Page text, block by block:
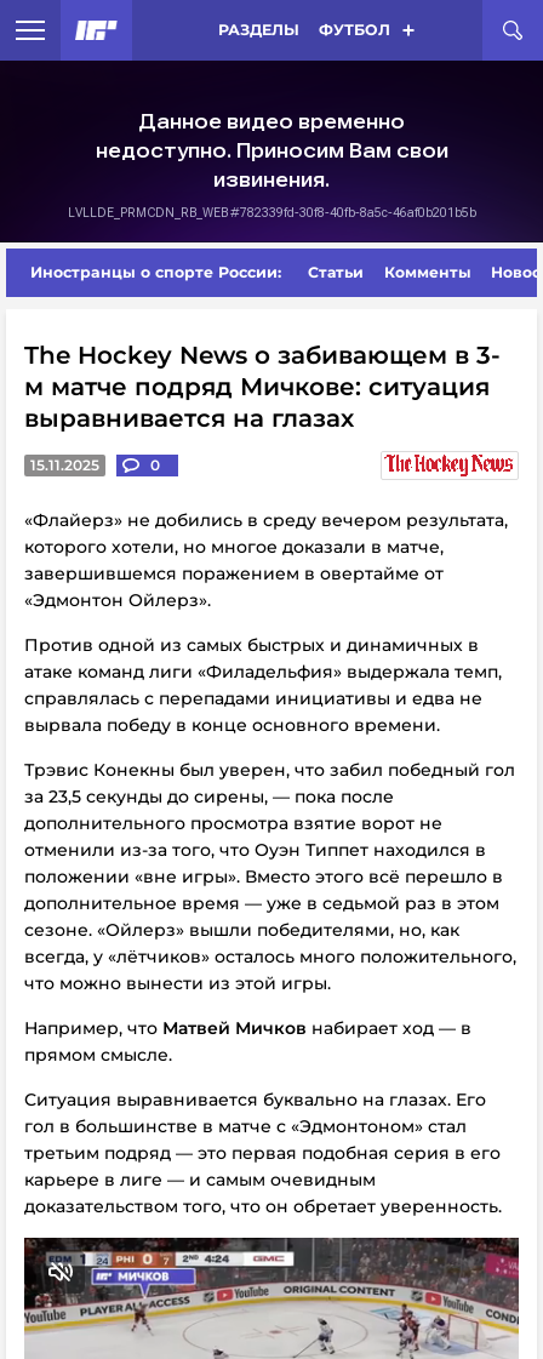
РАЗДЕЛЫ ФУТБОЛ
Иностранцы о спорте России: Статьи Комменты
The Hockey News о забивающем в 3-
м матче подряд Мичкове: ситуация
выравнивается на глазах
15.11.2025 0
«Флайерз» не добились в среду вечером результата,
которого хотели, но многое доказали в матче,
завершившемся поражением в овертайме от
«Эдмонтон Ойлерз».
Против одной из самых быстрых и динамичных в
атаке команд лиги «Филадельфия» выдержала темп,
справлялась с перепадами инициативы и едва не
вырвала победу в конце основного времени.
Трэвис Конекны был уверен, что забил победный гол
за 23,5 секунды до сирены, — пока после
дополнительного просмотра взятие ворот не
отменили из-за того, что Оуэн Типпет находился в
положении «вне игры». Вместо этого всё перешло в
дополнительное время — уже в седьмой раз в этом
сезоне. «Ойлерз» вышли победителями, но, как
всегда, у «лётчиков» осталось много положительного,
что можно вынести из этой игры.
Например, что Матвей Мичков набирает ход — в
прямом смысле.
Ситуация выравнивается буквально на глазах. Его
гол в большинстве в матче с «Эдмонтоном» стал
третьим подряд — это первая подобная серия в его
карьере в лиге — и самым очевидным
доказательством того, что он обретает уверенность.